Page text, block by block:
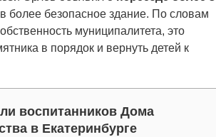
более безопасное здание. По словам
муниципалитета, это
в порядок и вернуть детей к
воспитанников Дома
в Екатеринбурге